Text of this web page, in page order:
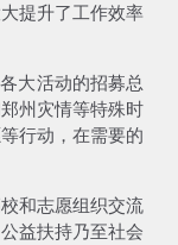
提升了工作效率
各大活动的招募总
州灾情等特殊时
行动 ，在需要的
和志愿组织交流
益扶持乃至社会